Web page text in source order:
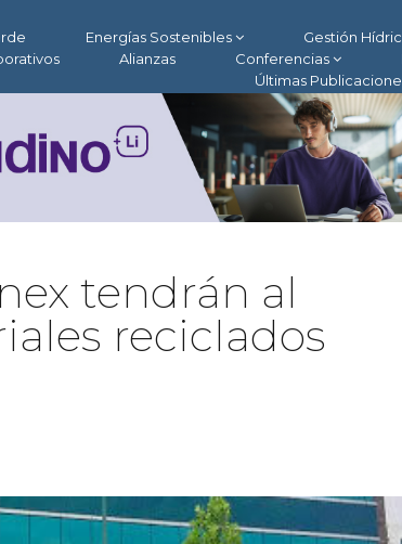
Energías Sostenibles Gestión
Alianzas Conferencias
Últimas
tendrán al
reciclados